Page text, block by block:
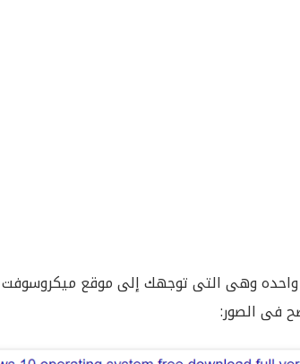
واحده وهى التى توجهك إلى موقع
فى الصور: